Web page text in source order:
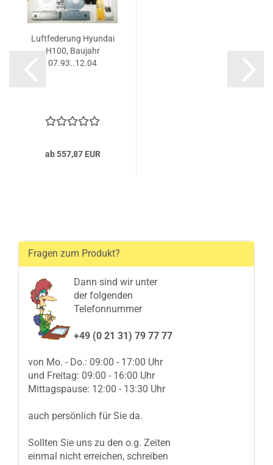
Luftfederung Hyundai
H100, Baujahr
07.93..12.04
ab 557,87 EUR
Fragen zum Produkt?
Dann sind wir unter
der folgenden
Telefonnummer
+49 (0 21 31) 79 77 77
von Mo. - Do.: 09:00 - 17:00 Uhr
und Freitag: 09:00 - 16:00 Uhr
Mittagspause: 12:00 - 13:30 Uhr
auch persönlich für Sie da.
Sollten Sie uns zu den o.g. Zeiten
einmal nicht erreichen, schreiben